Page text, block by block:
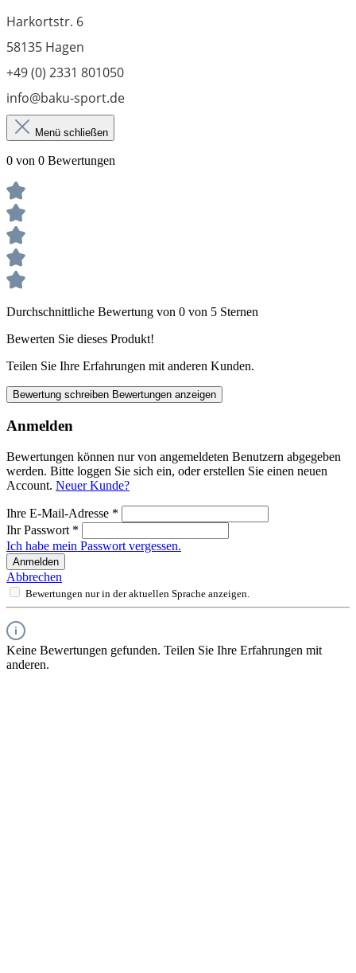
Harkortstr. 6
58135 Hagen
+49 (0) 2331 801050
info@baku-sport.de
Menü schließen
0 von 0 Bewertungen
Durchschnittliche Bewertung von 0 von 5 Sternen
Bewerten Sie dieses Produkt!
Teilen Sie Ihre Erfahrungen mit anderen Kunden.
Bewertung schreiben Bewertungen anzeigen
Anmelden
Bewertungen können nur von angemeldeten Benutzern abgegeben
werden. Bitte loggen Sie sich ein, oder erstellen Sie einen neuen
Account. Neuer Kunde?
Ihre E-Mail-Adresse *
Ihr Passwort *
Ich habe mein Passwort vergessen.
Anmelden
Abbrechen
Bewertungen nur in der aktuellen Sprache anzeigen.
Keine Bewertungen gefunden. Teilen Sie Ihre Erfahrungen mit
anderen.